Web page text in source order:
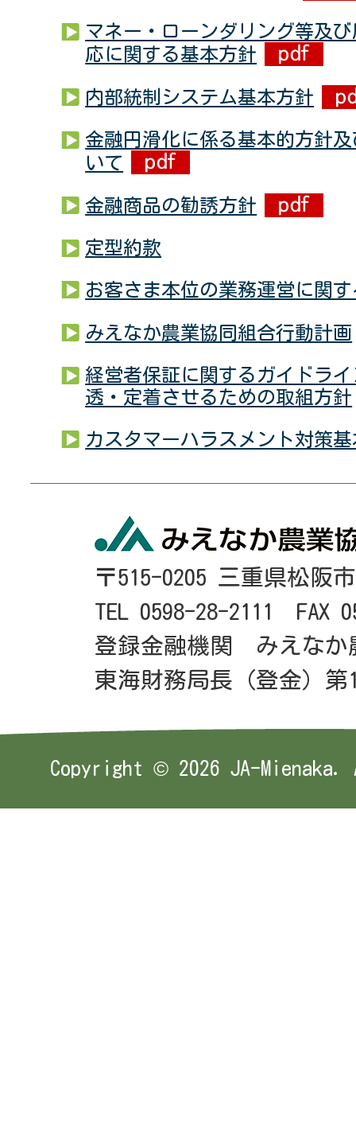
マネー・ローンダリング等及
応に関する基本方針
内部統制システム基本方針
金融円滑化に係る基本的方針
いて
金融商品の勧誘方針
定型約款
お客さま本位の業務運営に関
みえなか農業協同組合行動計画
経営者保証に関するガイドラ
透・定着させるための取組方針
カスタマーハラスメント対策
〒515-0205 三重県松阪
TEL 0598-28-2111 FAX
登録金融機関 みえなか
東海財務局長（登金）第
Copyright © 2026 JA-